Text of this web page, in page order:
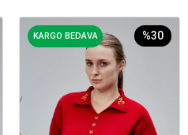
KARGO BEDAVA %30